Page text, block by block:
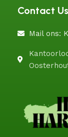
Contact Us
Mail ons: